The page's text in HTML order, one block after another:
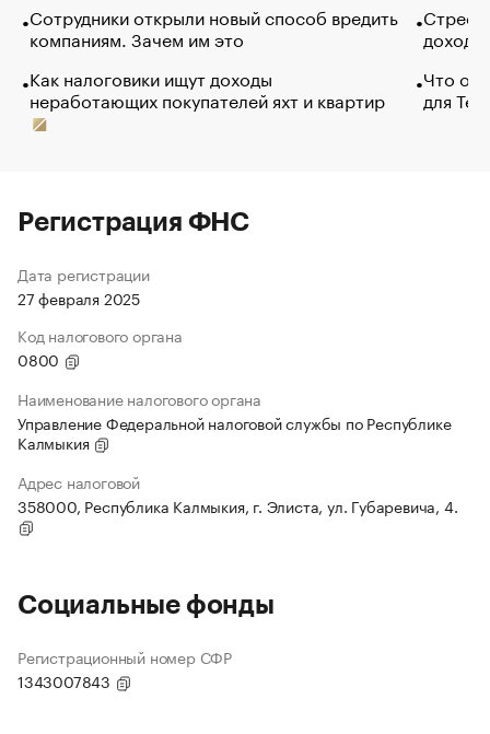
Сотрудники открыли новый способ вредить
компаниям. Зачем им это
Как налоговики ищут доходы
неработающих покупателей яхт и квартир
Что
для
Регистрация ФНС
Дата регистрации
27 февраля 2025
Код налогового органа
0800
Наименование налогового органа
Управление Федеральной налоговой службы по Республике
Калмыкия
Адрес налоговой
358000, Республика Калмыкия, г. Элиста, ул. Губаревича, 4.
Социальные фонды
Регистрационный номер СФР
1343007843